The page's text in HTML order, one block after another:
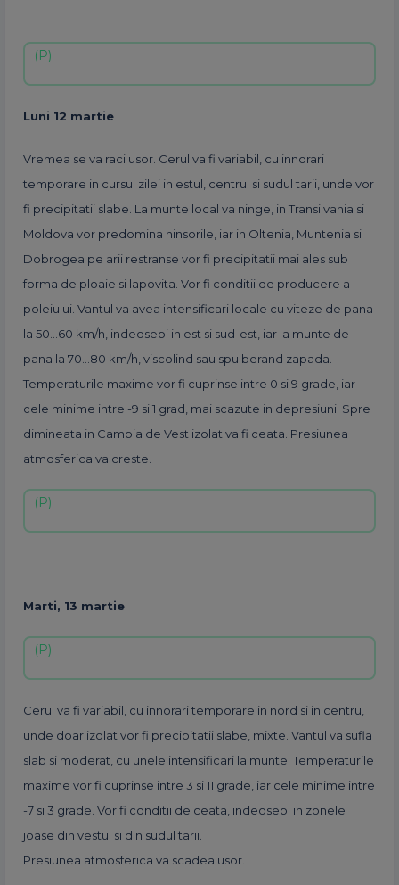
Luni 12 martie
Vremea se va raci usor. Cerul va fi variabil, cu innorari
temporare in cursul zilei in estul, centrul si sudul tarii, unde vor
fi precipitatii slabe. La munte local va ninge, in Transilvania si
Moldova vor predomina ninsorile, iar in Oltenia, Muntenia si
Dobrogea pe arii restranse vor fi precipitatii mai ales sub
forma de ploaie si lapovita. Vor fi conditii de producere a
poleiului. Vantul va avea intensificari locale cu viteze de pana
la 50…60 km/h, indeosebi in est si sud-est, iar la munte de
pana la 70…80 km/h, viscolind sau spulberand zapada.
Temperaturile maxime vor fi cuprinse intre 0 si 9 grade, iar
cele minime intre -9 si 1 grad, mai scazute in depresiuni. Spre
dimineata in Campia de Vest izolat va fi ceata. Presiunea
atmosferica va creste.
Marti, 13 martie
Cerul va fi variabil, cu innorari temporare in nord si in centru,
unde doar izolat vor fi precipitatii slabe, mixte. Vantul va sufla
slab si moderat, cu unele intensificari la munte. Temperaturile
maxime vor fi cuprinse intre 3 si 11 grade, iar cele minime intre
-7 si 3 grade. Vor fi conditii de ceata, indeosebi in zonele
joase din vestul si din sudul tarii.
Presiunea atmosferica va scadea usor.